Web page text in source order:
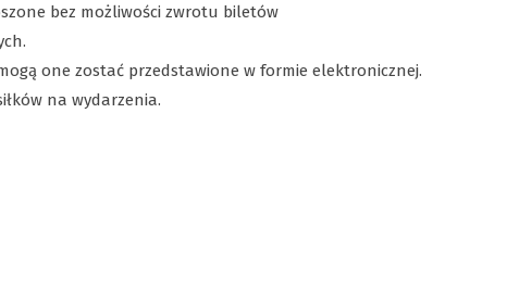
bez możliwości zwrotu biletów
one zostać przedstawione w formie elektronicznej.
na wydarzenia.